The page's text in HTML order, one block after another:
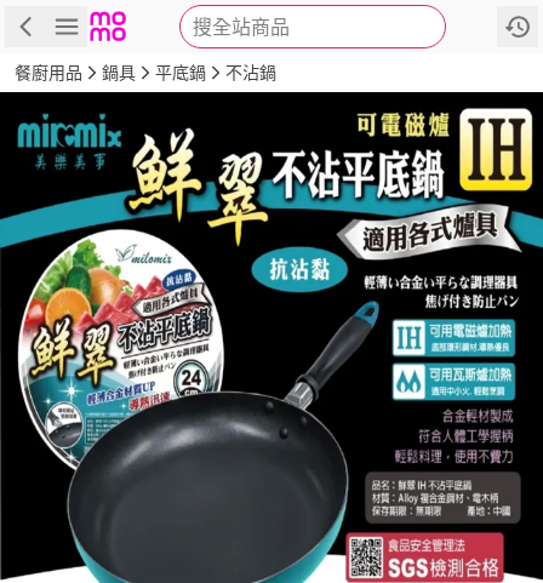
搜全站商品
商品 評價 詳情
餐廚用品 鍋具 平底鍋 不沾鍋